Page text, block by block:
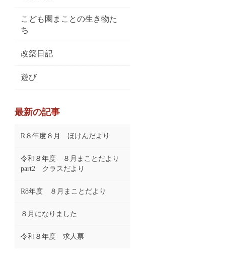
こども園まことの生き物た
ち
改築日記
遊び
最新の記事
R８年度８月 ほけんだより
令和８年度 ８月まことだより
part2 クラスだより
R8年度 ８月まことだより
８月になりました
令和８年度 求人票